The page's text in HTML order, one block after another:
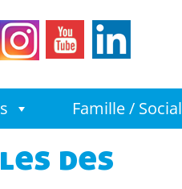
Famille / Social
des